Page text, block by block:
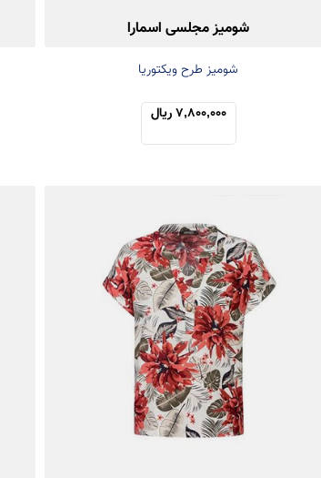
شومیز مجلسی اسمارا
شومیز طرح ویکتوریا
7,800,000 ریال